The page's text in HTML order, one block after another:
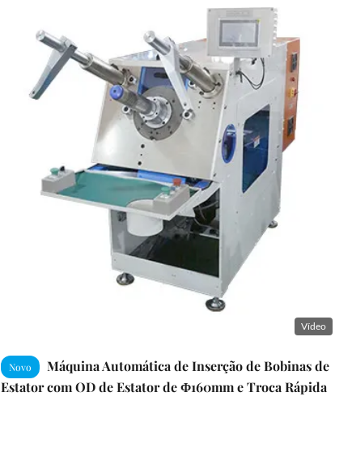
Vídeo
Novo
Máquina Automática de Inserção de Bobinas de
Estator com OD de Estator de Φ160mm e Troca Rápida